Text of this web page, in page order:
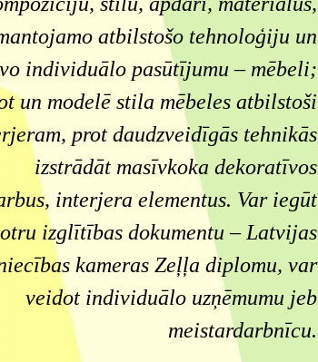
atbilstošo tehnoloģiju un
individuālo pasūtījumu – mēbeli;
un modelē stila mēbeles atbilstoši
prot daudzveidīgās tehnikās
izstrādāt masīvkoka dekoratīvos
interjera elementus. Var iegūt
otru izglītības dokumentu – Latvijas
kameras Zeļļa diplomu, var
veidot individuālo uzņēmumu jeb
meistardarbnīcu.